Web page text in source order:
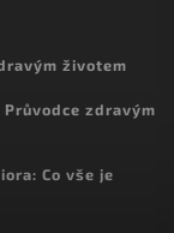
životem
zdravým
Co vše je